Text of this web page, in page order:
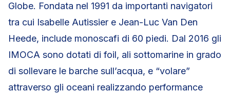
Globe. Fondata nel 1991 da importanti navigatori
tra cui Isabelle Autissier e Jean-Luc Van Den
Heede, include monoscafi di 60 piedi. Dal 2016 gli
IMOCA sono dotati di foil, ali sottomarine in grado
di sollevare le barche sull’acqua, e “volare”
attraverso gli oceani realizzando performance